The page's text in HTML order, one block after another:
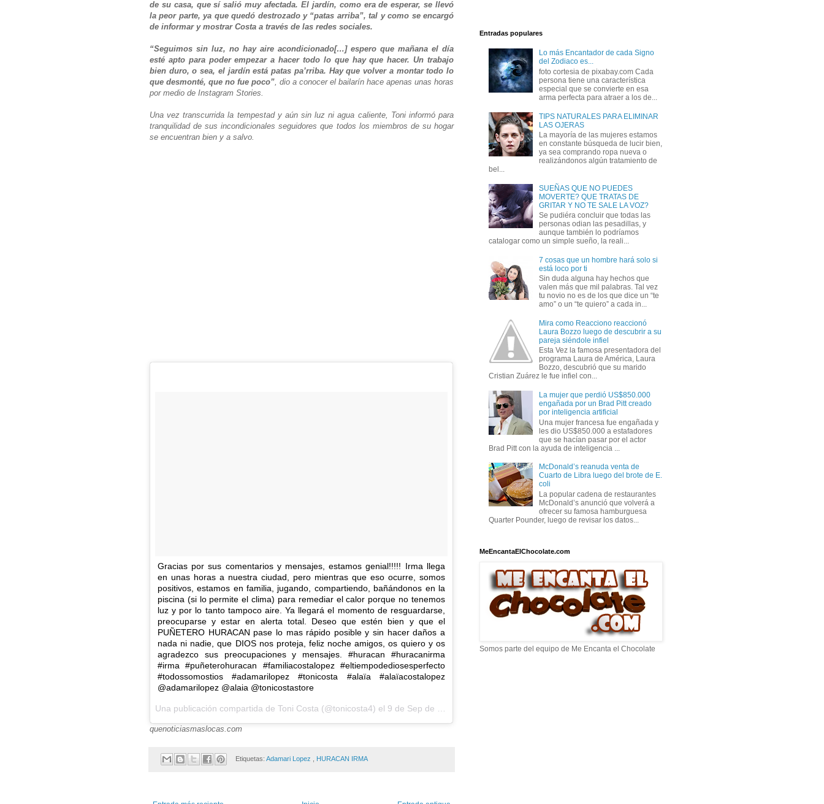
de su casa, que sí salió muy afectada. El jardín, como era de esperar, se llevó
la peor parte, ya que quedó destrozado y “patas arriba”, tal y como se encargó
de informar y mostrar Costa a través de las redes sociales.
“Seguimos sin luz, no hay aire acondicionado[…] espero que mañana el día
esté apto para poder empezar a hacer todo lo que hay que hacer. Un trabajo
bien duro, o sea, el jardín está patas pa’rriba. Hay que volver a montar todo lo
que desmonté, que no fue poco” , dio a conocer el bailarín hace apenas unas horas
por medio de Instagram Stories.
Una vez transcurrida la tempestad y aún sin luz ni agua caliente, Toni informó para
tranquilidad de sus incondicionales seguidores que todos los miembros de su hogar
se encuentran bien y a salvo.
Gracias por sus comentarios y mensajes, estamos genial!!!!! Irma llega
en unas horas a nuestra ciudad, pero mientras que eso ocurre, somos
positivos, estamos en familia, jugando, compartiendo, bañándonos en la
piscina (si lo permite el clima) para remediar el calor porque no tenemos
luz y por lo tanto tampoco aire. Ya llegará el momento de resguardarse,
preocuparse y estar en alerta total. Deseo que estén bien y que el
PUÑETERO HURACAN pase lo mas rápido posible y sin hacer daños a
nada ni nadie, que DIOS nos proteja, feliz noche amigos, os quiero y os
agradezco sus preocupaciones y mensajes. #huracan #huracanirma
#irma #puñeterohuracan #familiacostalopez #eltiempodediosesperfecto
#todossomostios #adamarilopez #tonicosta #alaïa #alaïacostalopez
@adamarilopez @alaia @tonicostastore
Una publicación compartida de Toni Costa (@tonicosta4) el 9 de Sep de 2017 a la(s) 4:22 PDT
quenoticiasmaslocas.com
Etiquetas: Adamari Lopez HURACAN IRMA
Entradas populares
Lo más Encantador de cada Signo
del Zodiaco es...
foto cortesia de pixabay.com Cada
persona tiene una característica
especial que se convierte en esa
arma perfecta para atraer a los de...
TIPS NATURALES PARA ELIMINAR
LAS OJERAS
La mayoría de las mujeres estamos
en constante búsqueda de lucir bien,
ya sea comprando ropa nueva o
realizándonos algún tratamiento de
bel...
SUEÑAS QUE NO PUEDES
MOVERTE? QUE TRATAS DE
GRITAR Y NO TE SALE LA VOZ?
Se pudiéra concluir que todas las
personas odian las pesadillas, y
aunque también lo podríamos
catalogar como un simple sueño, la reali...
7 cosas que un hombre hará solo si
está loco por ti
Sin duda alguna hay hechos que
valen más que mil palabras. Tal vez
tu novio no es de los que dice un “te
amo” o un “te quiero” a cada in...
Mira como Reacciono reaccionó
Laura Bozzo luego de descubrir a su
pareja siéndole infiel
Esta Vez la famosa presentadora del
programa Laura de América, Laura
Bozzo, descubrió que su marido
Cristian Zuárez le fue infiel con...
La mujer que perdió US$850.000
engañada por un Brad Pitt creado
por inteligencia artificial
Una mujer francesa fue engañada y
les dio US$850.000 a estafadores
que se hacían pasar por el actor
Brad Pitt con la ayuda de inteligencia ...
McDonald’s reanuda venta de
Cuarto de Libra luego del brote de E.
coli
La popular cadena de restaurantes
McDonald’s anunció que volverá a
ofrecer su famosa hamburguesa
Quarter Pounder, luego de revisar los datos...
MeEncantaElChocolate.com
Somos parte del equipo de Me Encanta el Chocolate